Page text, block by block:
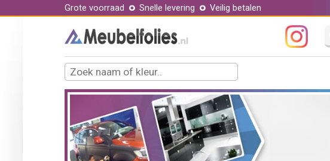
Grote voorraad Snelle levering Veilig betalen